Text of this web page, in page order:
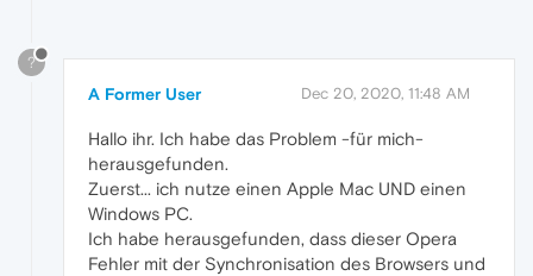
?
A Former User Dec 20, 2020, 11:48 AM
Hallo ihr. Ich habe das Problem -für mich-
herausgefunden.
Zuerst... ich nutze einen Apple Mac UND einen
Windows PC.
Ich habe herausgefunden, dass dieser Opera
Fehler mit der Synchronisation des Browsers und